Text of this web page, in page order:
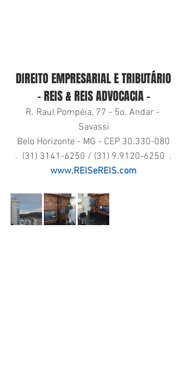
DIREITO EMPRESARIAL E TRIBUTÁRIO
- REIS & REIS ADVOCACIA -
R. Raul Pompéia, 77 - 5o. Andar -
Savassi
Belo Horizonte - MG - CEP 30.330-080
.  (31) 3141-6250 / (31) 9.9120-6250  .
www.REISeREIS.com